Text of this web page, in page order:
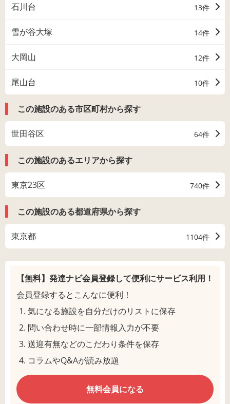
石川台 13件
雪が谷大塚 14件
大岡山 12件
尾山台 10件
この施設のある市区町村から探す
世田谷区 64件
この施設のあるエリアから探す
東京23区 740件
この施設のある都道府県から探す
東京都 1104件
【無料】発達ナビ会員登録して便利にサービス利用！
会員登録するとこんなに便利！
気になる施設を自分だけのリストに保存
問い合わせ時に一部情報入力が不要
送迎有無などのこだわり条件を保存
コラムやQ&Aが読み放題
無料会員になる